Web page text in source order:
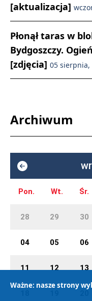
[aktualizacja]
Płonął taras w
Bydgoszczy.
[zdjęcia] 05 sierpnia,
Archiwum
Pon. Wt. Śr.
28 29 30
04 05 06
11 12 13
Ważne: nasze strony